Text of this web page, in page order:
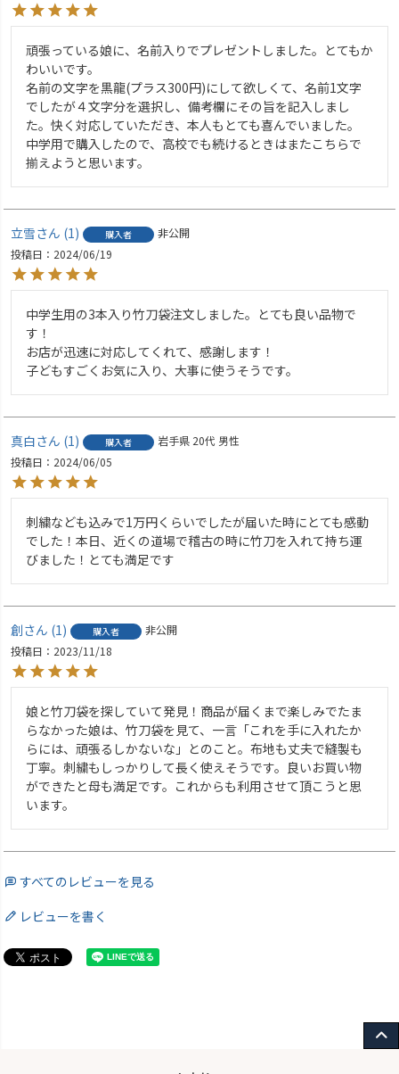
頑張っている娘に、名前入りでプレゼントしました。とてもか
わいいです。
名前の文字を黒龍(プラス300円)にして欲しくて、名前1文字
でしたが４文字分を選択し、備考欄にその旨を記入しまし
た。快く対応していただき、本人もとても喜んでいました。
中学用で購入したので、高校でも続けるときはまたこちらで
揃えようと思います。
立雪 1 購入者
非公開
投稿日
2024/06/19
中学生用の3本入り竹刀袋注文しました。とても良い品物で
す！
お店が迅速に対応してくれて、感謝します！
子どもすごくお気に入り、大事に使うそうです。
真白 1 購入者 岩手県 20代 男性
投稿日
2024/06/05
刺繍なども込みで1万円くらいでしたが届いた時にとても感動
でした！本日、近くの道場で稽古の時に竹刀を入れて持ち運
びました！とても満足です
創 1 購入者
非公開
投稿日
2023/11/18
娘と竹刀袋を探していて発見！商品が届くまで楽しみでたま
らなかった娘は、竹刀袋を見て、一言「これを手に入れたか
らには、頑張るしかないな」とのこと。布地も丈夫で縫製も
丁寧。刺繍もしっかりして長く使えそうです。良いお買い物
ができたと母も満足です。これからも利用させて頂こうと思
います。
すべてのレビューを見る
レビューを書く